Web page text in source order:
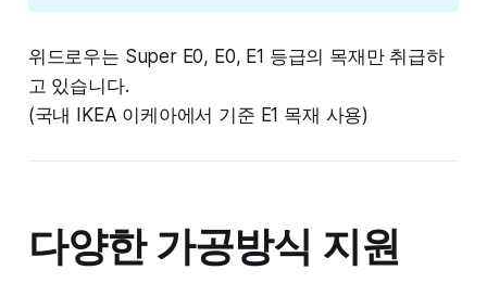
위드로우는 Super E0, E0, E1 등급의 목재만 취급하
고 있습니다.
(국내 IKEA 이케아에서 기준 E1 목재 사용)
다양한 가공방식 지원